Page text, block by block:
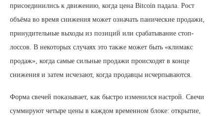
присоединились к движению, когда цена Bitcoin падала. Рост
объёма во время снижения может означать панические продажи,
принудительные выходы из позиций или срабатывание стоп-
лоссов. В некоторых случаях это также может быть «климакс
продаж», когда самые сильные продажи происходят в конце
снижения и затем исчезают, когда продавцы исчерпываются.
Форма свечей показывает, как быстро изменился настрой. Свечи
суммируют четыре цены в каждом временном блоке: открытие,